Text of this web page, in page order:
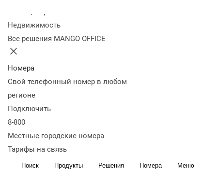
Недвижимость
Все решения MANGO OFFICE
Номера
Свой телефонный номер в любом
регионе
Подключить
8-800
Местные городские номера
Тарифы на связь
Поиск Продукты Решения Номера Меню
бренд-атрибутов
Работа над оригинальностью бренда в основном состоит
из проработки атрибутов. Это своеобразные крючки,
которые цепляют внимание аудитории и надолго
остаются в ее памяти.
Рассказываем подробнее, что такое атрибуты бренда,
приводим примеры.
Что такое атрибуты бренда и зачем
они нужны